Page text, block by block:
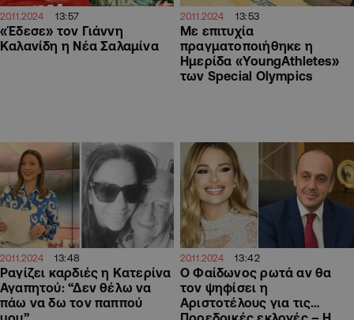
20.11.2024 13:57
«Έδεσε» τον Γιάννη
Καλανίδη η Νέα Σαλαμίνα
20.11.2024 13:53
Με επιτυχία
πραγματοποιήθηκε η
Ημερίδα «YoungAthletes»
των Special Olympics
20.11.2024 13:48
Ραγίζει καρδιές η Κατερίνα
Αγαπητού: “Δεν θέλω να
πάω να δω τον παππού
20.11.2024 13:42
Ο Φαίδωνος ρωτά αν θα
τον ψηφίσει η
Αριστοτέλους για τις…